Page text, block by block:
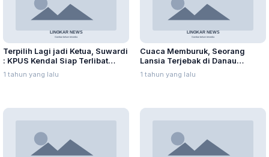
Terpilih Lagi jadi Ketua, Suwardi
: KPUS Kendal Siap Terlibat
Suplai Telur untuk MBG
1 tahun yang lalu
Cuaca Memburuk, Seorang
Lansia Terjebak di Danau
Rawapening Saat Mencari
Enceng Gondok
1 tahun yang lalu